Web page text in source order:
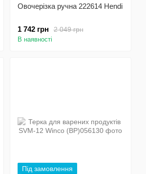
Овочерізка ручна 222614 Hendi
2 049 грн
1 742 грн
В наявності
Під замовлення